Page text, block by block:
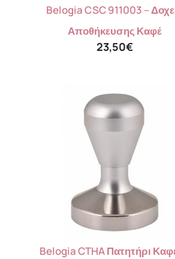
Belogia CSC 911003 –
Αποθήκευσης Καφέ
23,50€
Belogia CTHA Πατητήρι